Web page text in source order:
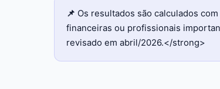
📌 Os resultados são calculados
financeiras ou profissionais
revisado em abril/2026.</strong>